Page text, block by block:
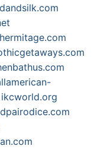
ikcworld.org